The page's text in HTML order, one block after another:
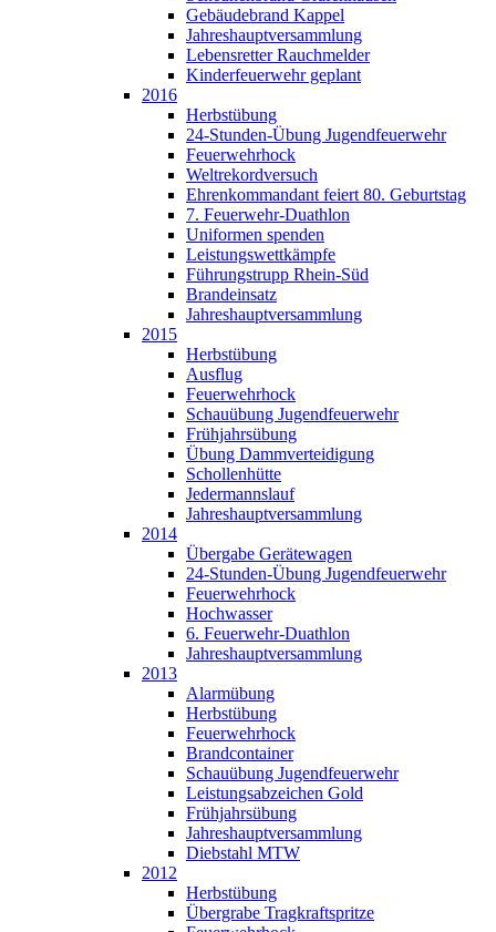
Gebäudebrand Kappel
Jahreshauptversammlung
Lebensretter Rauchmelder
Kinderfeuerwehr geplant
2016
Herbstübung
24-Stunden-Übung Jugendfeuerwehr
Feuerwehrhock
Weltrekordversuch
Ehrenkommandant feiert 80. Geburtstag
7. Feuerwehr-Duathlon
Uniformen spenden
Leistungswettkämpfe
Führungstrupp Rhein-Süd
Brandeinsatz
Jahreshauptversammlung
2015
Herbstübung
Ausflug
Feuerwehrhock
Schauübung Jugendfeuerwehr
Frühjahrsübung
Übung Dammverteidigung
Schollenhütte
Jedermannslauf
Jahreshauptversammlung
2014
Übergabe Gerätewagen
24-Stunden-Übung Jugendfeuerwehr
Feuerwehrhock
Hochwasser
6. Feuerwehr-Duathlon
Jahreshauptversammlung
2013
Alarmübung
Herbstübung
Feuerwehrhock
Brandcontainer
Schauübung Jugendfeuerwehr
Leistungsabzeichen Gold
Frühjahrsübung
Jahreshauptversammlung
Diebstahl MTW
2012
Herbstübung
Übergrabe Tragkraftspritze